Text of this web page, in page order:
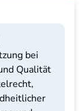
bei
Qualität